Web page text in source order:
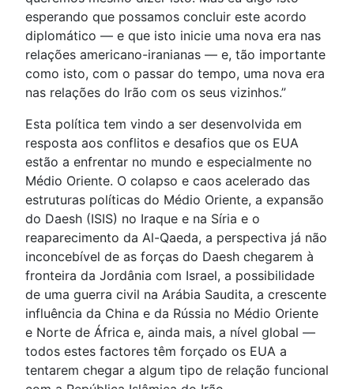
esperando que possamos concluir este acordo
diplomático — e que isto inicie uma nova era nas
relações americano-iranianas — e, tão importante
como isto, com o passar do tempo, uma nova era
nas relações do Irão com os seus vizinhos.”
Esta política tem vindo a ser desenvolvida em
resposta aos conflitos e desafios que os EUA
estão a enfrentar no mundo e especialmente no
Médio Oriente. O colapso e caos acelerado das
estruturas políticas do Médio Oriente, a expansão
do Daesh (ISIS) no Iraque e na Síria e o
reaparecimento da Al-Qaeda, a perspectiva já não
inconcebível de as forças do Daesh chegarem à
fronteira da Jordânia com Israel, a possibilidade
de uma guerra civil na Arábia Saudita, a crescente
influência da China e da Rússia no Médio Oriente
e Norte de África e, ainda mais, a nível global —
todos estes factores têm forçado os EUA a
tentarem chegar a algum tipo de relação funcional